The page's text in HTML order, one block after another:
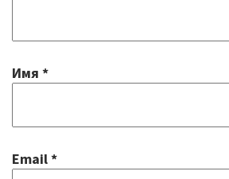
Имя *
Email*